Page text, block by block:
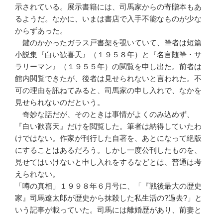
示されている。展示書籍には、司馬家からの寄贈本もあ
るようだ。なかに、いまは書店で入手不能なものが少な
からずあった。
鍵のかかったガラス戸書架を覗いていて、筆者は短篇
小説集『白い歓喜天』（１９５８年）と『名言随筆・サ
ラリーマン』（１９５５年）の閲覧を申し出た。前者は
館内閲覧できたが、後者は見せられないと言われた。不
可の理由を訊ねてみると、司馬家の申し入れで、なかを
見せられないのだという。
奇妙な話だが、そのときは事情がよくのみ込めず、
『白い歓喜天』だけを閲覧した。筆者は納得していたわ
けではない。作家が刊行した自著を、あとになって絶版
にすることはあるだろう。しかし一度公刊したものを、
見せてはいけないと申し入れをするなどとは、普通は考
えられない。
「噂の真相」１９９８年６月号に、「『戦後最大の歴史
家』司馬遼太郎が歴史から抹殺した私生活の?過去?」と
いう記事が載っていた。司馬には離婚歴があり、前妻と